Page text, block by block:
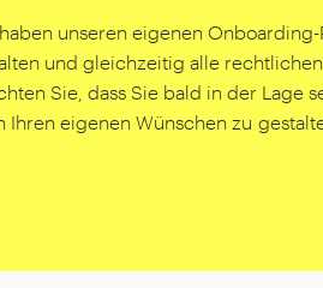
unseren eigenen
und gleichzeitig alle
Sie, dass Sie bald in der Lage
Ihren eigenen Wünschen zu